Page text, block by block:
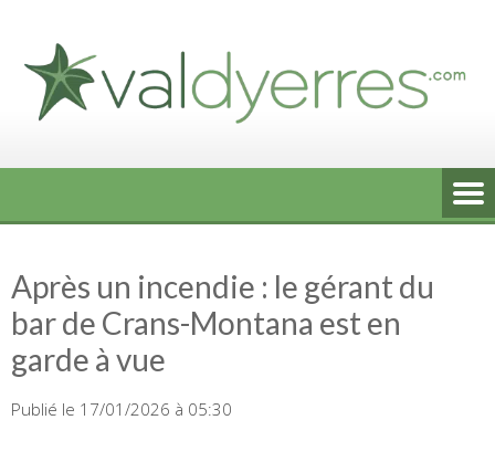
content
Après un incendie : le gérant du
bar de Crans-Montana est en
garde à vue
Publié le 17/01/2026 à 05:30